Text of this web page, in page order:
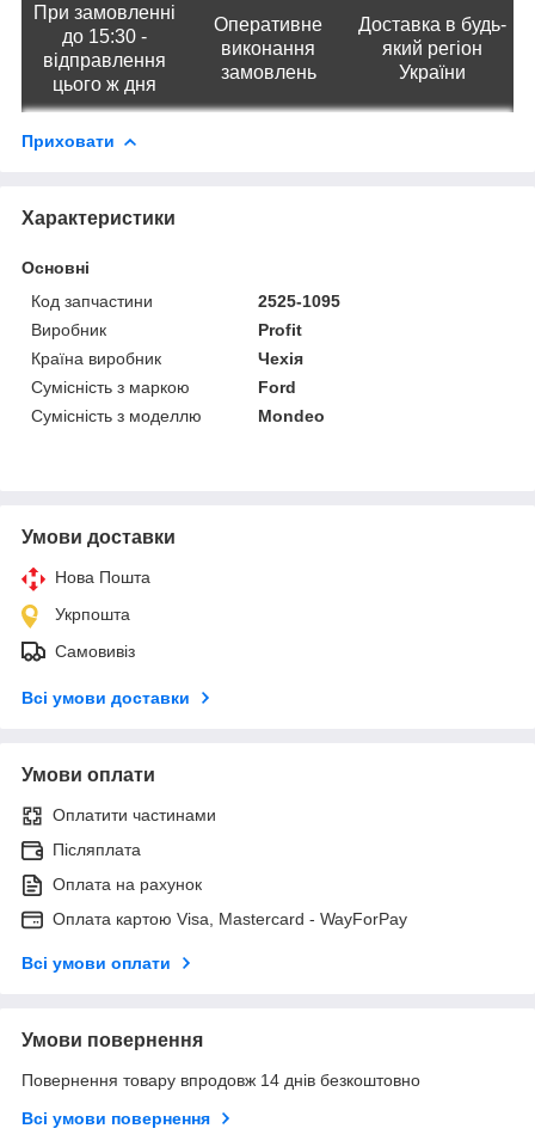
При замовленні
до 15:30 -
відправлення
цього ж дня
Оперативне
виконання
замовлень
Доставка в будь-
який регіон
України
Приховати
Характеристики
Основні
Код запчастини
2525-1095
Виробник
Profit
Країна виробник
Чехія
Сумісність з маркою
Ford
Сумісність з моделлю
Mondeo
Умови доставки
Нова Пошта
Укрпошта
Самовивіз
Всі умови доставки
Умови оплати
Оплатити частинами
Післяплата
Оплата на рахунок
Оплата картою Visa, Mastercard - WayForPay
Всі умови оплати
Умови повернення
Повернення товару впродовж 14 днів безкоштовно
Всі умови повернення